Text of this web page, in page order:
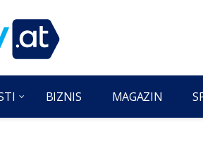
BIZNIS MAGAZIN